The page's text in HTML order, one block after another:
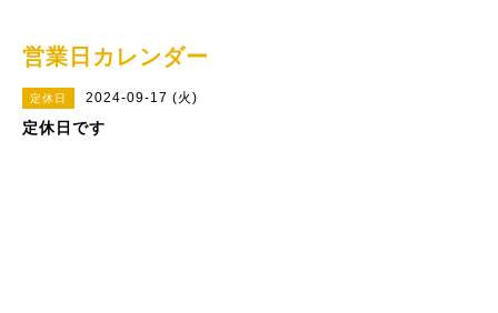
営業日カレンダー
定休日 2024-09-17 (火)
定休日です